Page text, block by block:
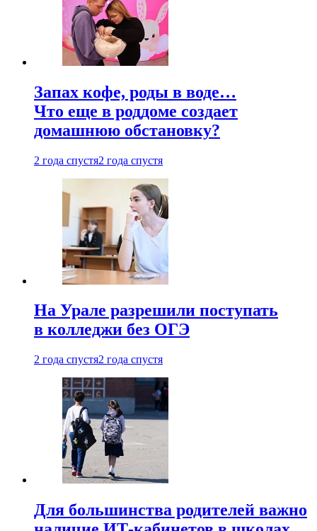
Запах кофе, роды в воде…
Что еще в роддоме создает
домашнюю обстановку?
2 года спустя2 года спустя
На Урале разрешили поступать
в колледжи без ОГЭ
2 года спустя2 года спустя
Для большинства родителей важно